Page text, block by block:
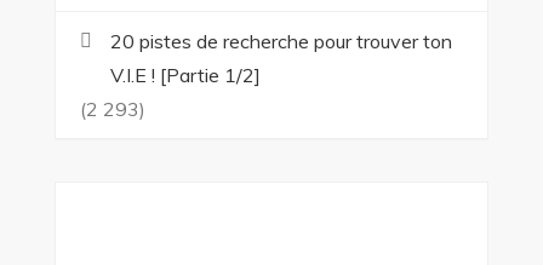
20 pistes de recherche pour trouver ton
V.I.E ! [Partie 1/2]
(2 293)